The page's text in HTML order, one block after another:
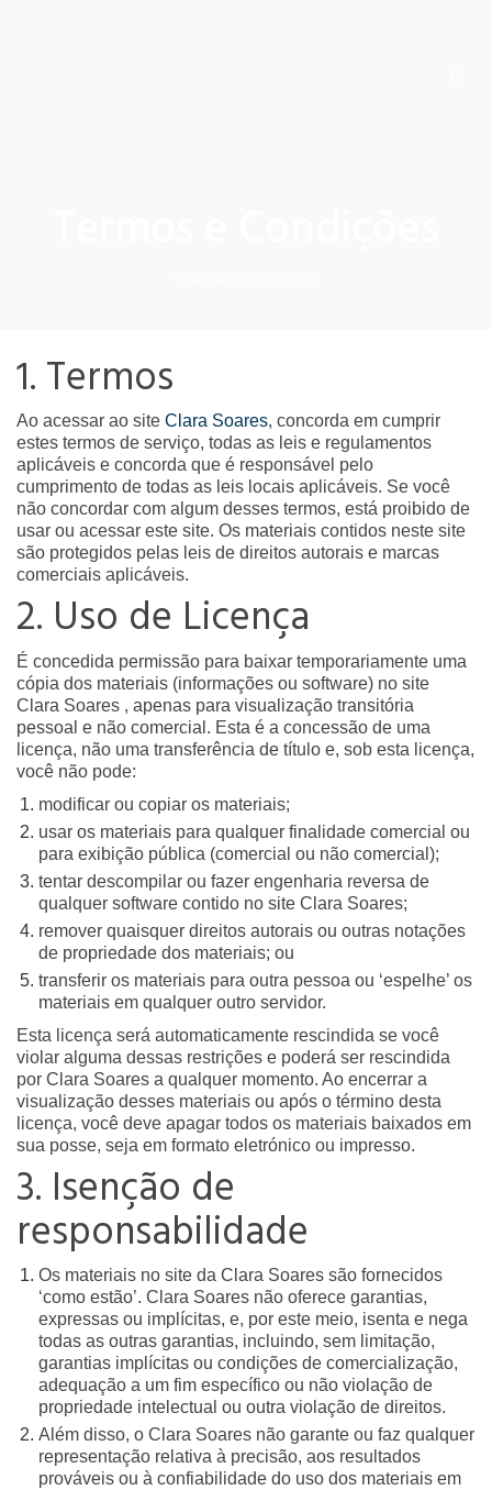
1. Termos
Ao acessar ao site Clara Soares, concorda em cumprir
estes termos de serviço, todas as leis e regulamentos
aplicáveis ​​e concorda que é responsável pelo
cumprimento de todas as leis locais aplicáveis. Se você
não concordar com algum desses termos, está proibido de
usar ou acessar este site. Os materiais contidos neste site
são protegidos pelas leis de direitos autorais e marcas
comerciais aplicáveis.
2. Uso de Licença
É concedida permissão para baixar temporariamente uma
cópia dos materiais (informações ou software) no site
Clara Soares , apenas para visualização transitória
pessoal e não comercial. Esta é a concessão de uma
licença, não uma transferência de título e, sob esta licença,
você não pode:
modificar ou copiar os materiais;
usar os materiais para qualquer finalidade comercial ou
para exibição pública (comercial ou não comercial);
tentar descompilar ou fazer engenharia reversa de
qualquer software contido no site Clara Soares;
remover quaisquer direitos autorais ou outras notações
de propriedade dos materiais; ou
transferir os materiais para outra pessoa ou ‘espelhe’ os
materiais em qualquer outro servidor.
Esta licença será automaticamente rescindida se você
violar alguma dessas restrições e poderá ser rescindida
por Clara Soares a qualquer momento. Ao encerrar a
visualização desses materiais ou após o término desta
licença, você deve apagar todos os materiais baixados em
sua posse, seja em formato eletrónico ou impresso.
3. Isenção de
responsabilidade
Os materiais no site da Clara Soares são fornecidos
‘como estão’. Clara Soares não oferece garantias,
expressas ou implícitas, e, por este meio, isenta e nega
todas as outras garantias, incluindo, sem limitação,
garantias implícitas ou condições de comercialização,
adequação a um fim específico ou não violação de
propriedade intelectual ou outra violação de direitos.
Além disso, o Clara Soares não garante ou faz qualquer
representação relativa à precisão, aos resultados
prováveis ​​ou à confiabilidade do uso dos materiais em